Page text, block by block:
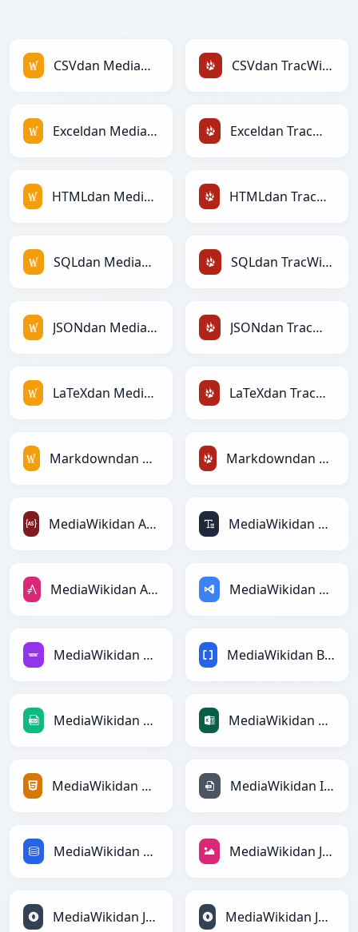
CSVdan MediaWikiga CSVdan TracWikiga
Exceldan MediaWikiga Exceldan TracWikiga
HTMLdan MediaWikiga HTMLdan TracWikiga
SQLdan MediaWikiga SQLdan TracWikiga
JSONdan MediaWikiga JSONdan TracWikiga
LaTeXdan MediaWikiga LaTeXdan TracWikiga
Markdowndan MediaWikiga Markdowndan TracWikiga
MediaWikidan ActionScriptga MediaWikidan ASCIIga
MediaWikidan AsciiDocga MediaWikidan ASPga
MediaWikidan Avroga MediaWikidan BBCodega
MediaWikidan CSVga MediaWikidan Excelga
MediaWikidan HTMLga MediaWikidan INIga
MediaWikidan SQLga MediaWikidan JPEGga
MediaWikidan JSONga MediaWikidan JSONLinesga